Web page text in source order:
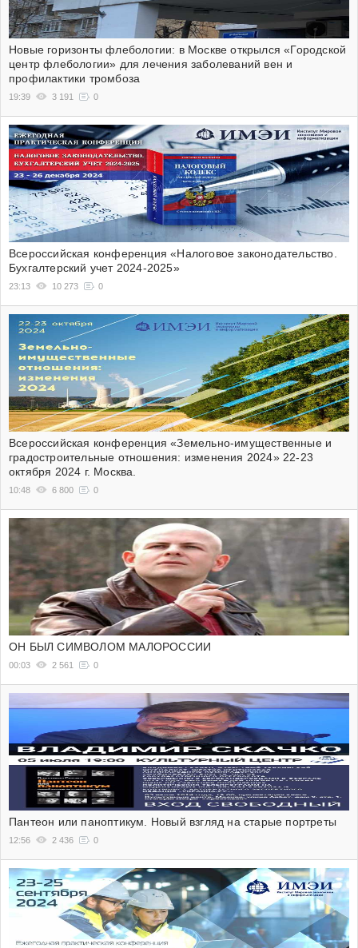
Новые горизонты флебологии: в Москве открылся «Городской
центр флебологии» для лечения заболеваний вен и
профилактики тромбоза
19:39 3 191 0
Всероссийская конференция «Налоговое законодательство.
Бухгалтерский учет 2024-2025»
23:13 10 273 0
Всероссийская конференция «Земельно-имущественные и
градостроительные отношения: изменения 2024» 22-23
октября 2024 г. Москва.
10:48 6 800 0
ОН БЫЛ СИМВОЛОМ МАЛОРОССИИ
00:03 2 561 0
Пантеон или паноптикум. Новый взгляд на старые портреты
12:56 2 436 0